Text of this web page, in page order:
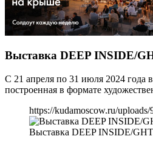
Выставка DEEP INSIDE/
С 21 апреля по 31 июля 2024 года
построенная в формате
https://kudamoscow.ru/
Выставка DEEP INSIDE/